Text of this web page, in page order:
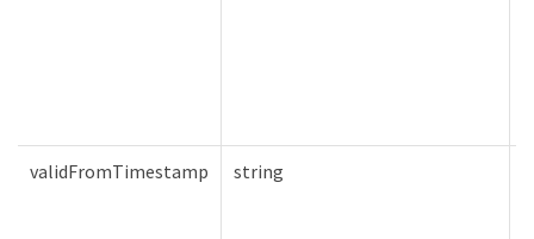
validFromTimestamp string